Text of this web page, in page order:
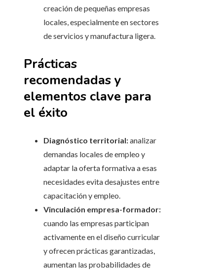
creación de pequeñas empresas
locales, especialmente en sectores
de servicios y manufactura ligera.
Prácticas
recomendadas y
elementos clave para
el éxito
Diagnóstico territorial:analizar
demandas locales de empleo y
adaptar la oferta formativa a esas
necesidades evita desajustes entre
capacitación y empleo.
Vinculación empresa-formador:
cuando las empresas participan
activamente en el diseño curricular
y ofrecen prácticas garantizadas,
aumentan las probabilidades de